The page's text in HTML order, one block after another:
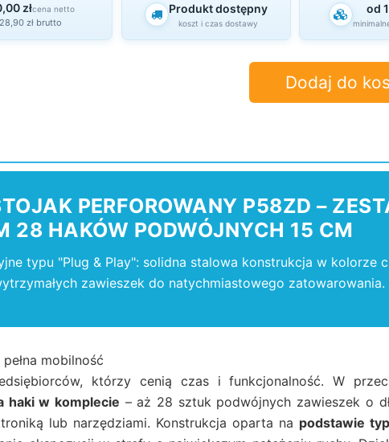
złcena netto
zł brutto
Produkt dostępny
koszt i czas dostawy
od
Dodaj do
PERFOROWANY P58ZD –
28 HAKÓW PODWÓJNYCH 15 CM
typu "Plug & Play": solidna stalowa konstrukcja w kolorze
zawieszek do natychmiastowego zatowarowania.
mobilność
którzy cenią czas i funkcjonalność. W
haki w komplecie – aż 28 sztuk podwójnych zawieszek o
lub narzędziami. Konstrukcja oparta na podstawie